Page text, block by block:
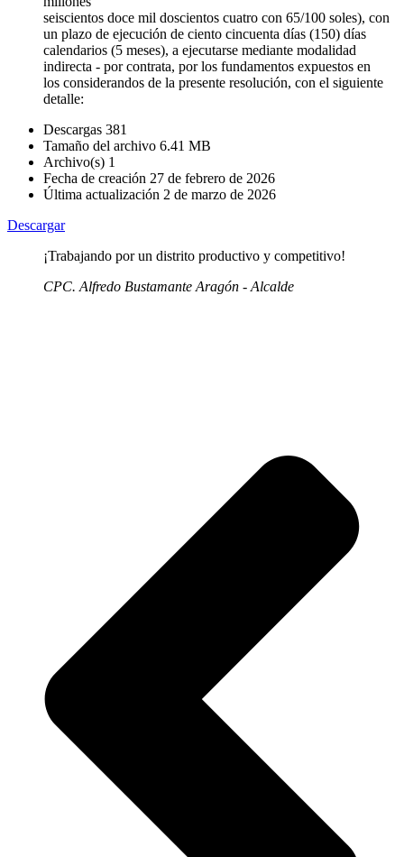
seiscientos doce mil doscientos cuatro con 65/100 soles), con
un plazo de ejecución de ciento cincuenta días (150) días
calendarios (5 meses), a ejecutarse mediante modalidad
indirecta - por contrata, por los fundamentos expuestos en
los considerandos de la presente resolución, con el siguiente
detalle:
Descargas 381
Tamaño del archivo 6.41 MB
Archivo(s) 1
Fecha de creación 27 de febrero de 2026
Última actualización 2 de marzo de 2026
Descargar
¡Trabajando por un distrito productivo y competitivo!
CPC. Alfredo Bustamante Aragón - Alcalde